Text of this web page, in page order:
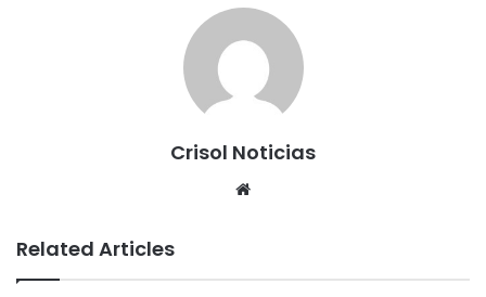
Crisol Noticias
Related Articles